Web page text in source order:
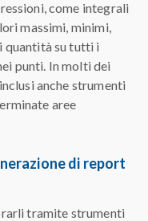
come integrali
massimi, minimi,
quantità su tutti i
punti. In molti dei
anche strumenti
aree
di report
tramite strumenti